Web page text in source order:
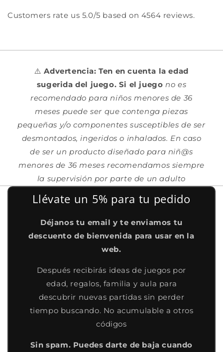
Customers rate us 5.0/5 based on 4564 reviews.
⚠️Advertencia: Ten en cuenta la edad
sugerida del juego. Si el juego no es
recomendado para niños menores de 36
meses puede ser que contenga piezas
pequeñas y/o componentes susceptibles de ser
desmontados, ingeridos o inhalados. En caso
de ser un producto diseñado para niñ@s
menores de 36 meses recomendamos siempre
la supervisión por parte de un adulto
Llévate un 5% para tu pedido
Déjanos tu email y te enviamos tu
descuento de bienvenida para usar en la
web.
Después recibirás ideas de juegos por
edad, regalos, familia y aula para
descubrir nuevas partidas sin perder
tiempo buscando. No acumulable a otros
códigos
Sin spam. Puedes darte de baja cuando